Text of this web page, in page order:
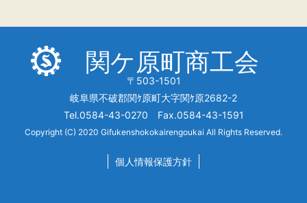
関ケ原町商工会
〒503-1501
岐阜県不破郡関ｹ原町大字関ｹ原2682-2
Tel.0584-43-0270 Fax.0584-43-1591
Copyright (C) 2020 Gifukenshokokairengoukai All Rights Reserved.
個人情報保護方針